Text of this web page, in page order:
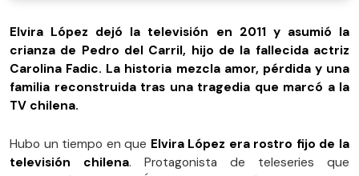
Elvira López dejó la televisión en 2011 y asumió la
crianza de Pedro del Carril, hijo de la fallecida actriz
Carolina Fadic. La historia mezcla amor, pérdida y una
familia reconstruida tras una tragedia que marcó a la
TV chilena.
Hubo un tiempo en que Elvira López era rostro fijo de la
televisión chilena. Protagonista de teleseries que